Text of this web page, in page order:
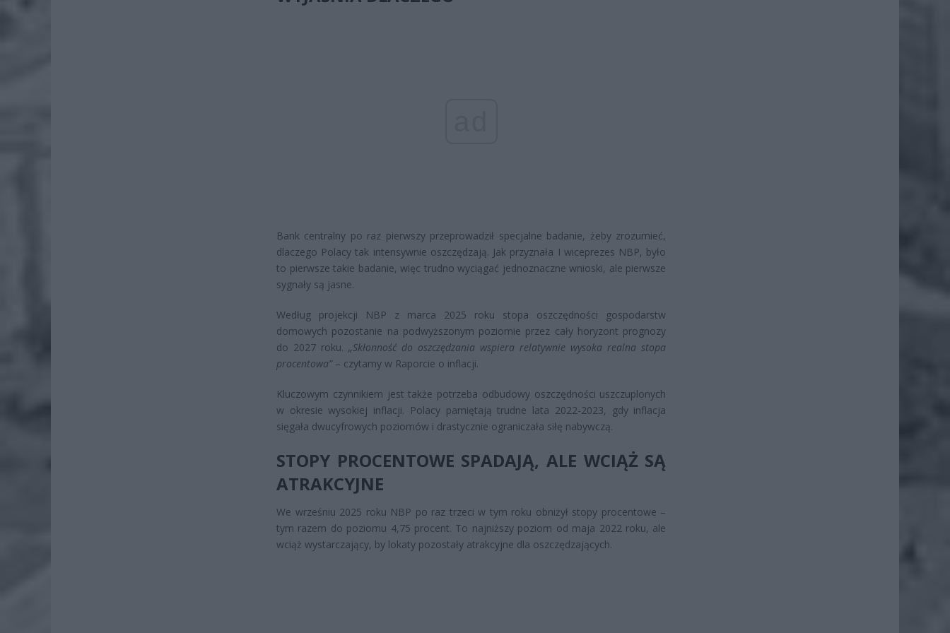
Bank centralny po raz pierwszy przeprowadził specjalne badanie, żeby zrozumieć,
dlaczego Polacy tak intensywnie oszczędzają. Jak przyznała I wiceprezes NBP, było
to pierwsze takie badanie, więc trudno wyciągać jednoznaczne wnioski, ale pierwsze
sygnały są jasne.
Według projekcji NBP z marca 2025 roku stopa oszczędności gospodarstw
domowych pozostanie na podwyższonym poziomie przez cały horyzont prognozy
do 2027 roku.„Skłonność do oszczędzania wspiera relatywnie wysoka realna stopa
procentowa”– czytamy w Raporcie o inflacji.
Kluczowym czynnikiem jest także potrzeba odbudowy oszczędności uszczuplonych
w okresie wysokiej inflacji. Polacy pamiętają trudne lata 2022-2023, gdy inflacja
sięgała dwucyfrowych poziomów i drastycznie ograniczała siłę nabywczą.
STOPY PROCENTOWE SPADAJĄ, ALE WCIĄŻ SĄ
ATRAKCYJNE
We wrześniu 2025 roku NBP po raz trzeci w tym roku obniżył stopy procentowe –
tym razem do poziomu 4,75 procent. To najniższy poziom od maja 2022 roku, ale
wciąż wystarczający, by lokaty pozostały atrakcyjne dla oszczędzających.